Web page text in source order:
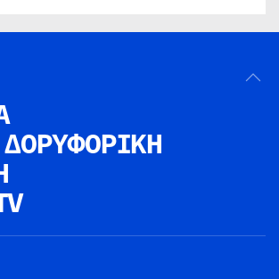
ΔΟΡΥΦΟΡΙΚΗ